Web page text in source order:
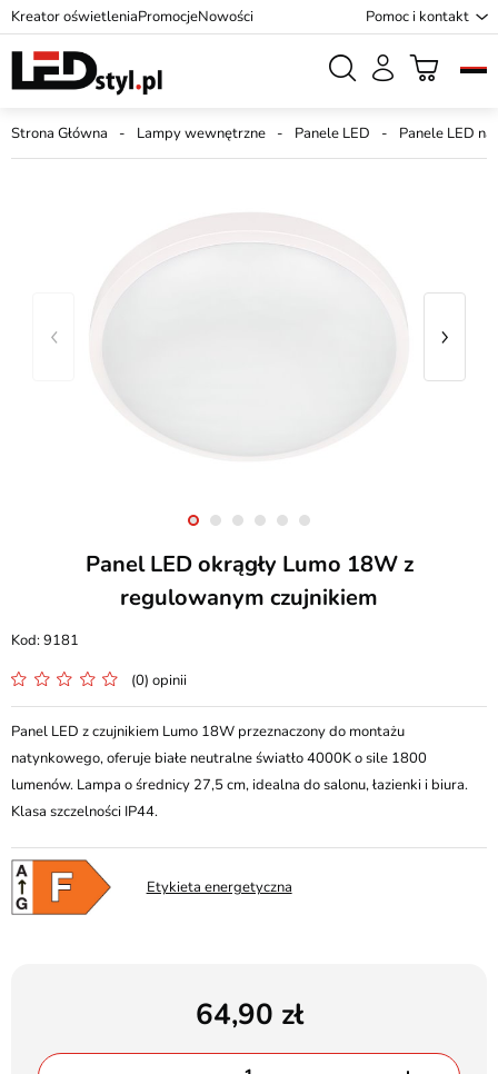
Kreator oświetleniaPromocjeNowości Pomoc i kontakt
Strona Główna Lampy wewnętrzne Panele LED Panele LED
Panel LED okrągły Lumo 18W z
regulowanym czujnikiem
9181
(0) opinii
Panel LED z czujnikiem Lumo 18W przeznaczony do montażu
natynkowego, oferuje białe neutralne światło 4000K o sile 1800
lumenów. Lampa o średnicy 27,5 cm, idealna do salonu, łazienki i biura.
Klasa szczelności IP44.
Etykieta energetyczna
64,90